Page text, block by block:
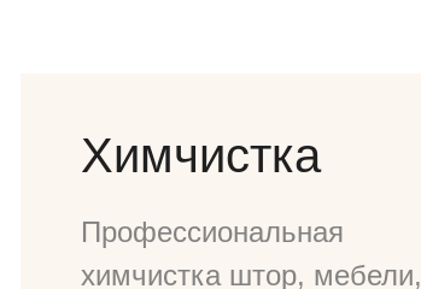
Химчистка
Профессиональная
химчистка штор, мебели,